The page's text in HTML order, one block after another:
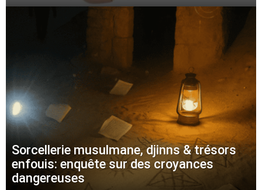
Sorcellerie musulmane, djinns & trésors
enfouis: enquête sur des croyances
dangereuses